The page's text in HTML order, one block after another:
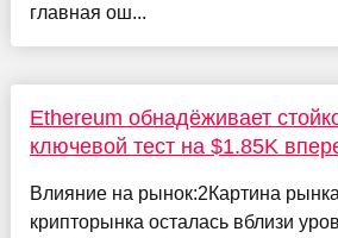
главная ош...
Ethereum обнадёживает
ключевой тест на $1.85K
Влияние на рынок:2Картина
крипторынка осталась вблизи